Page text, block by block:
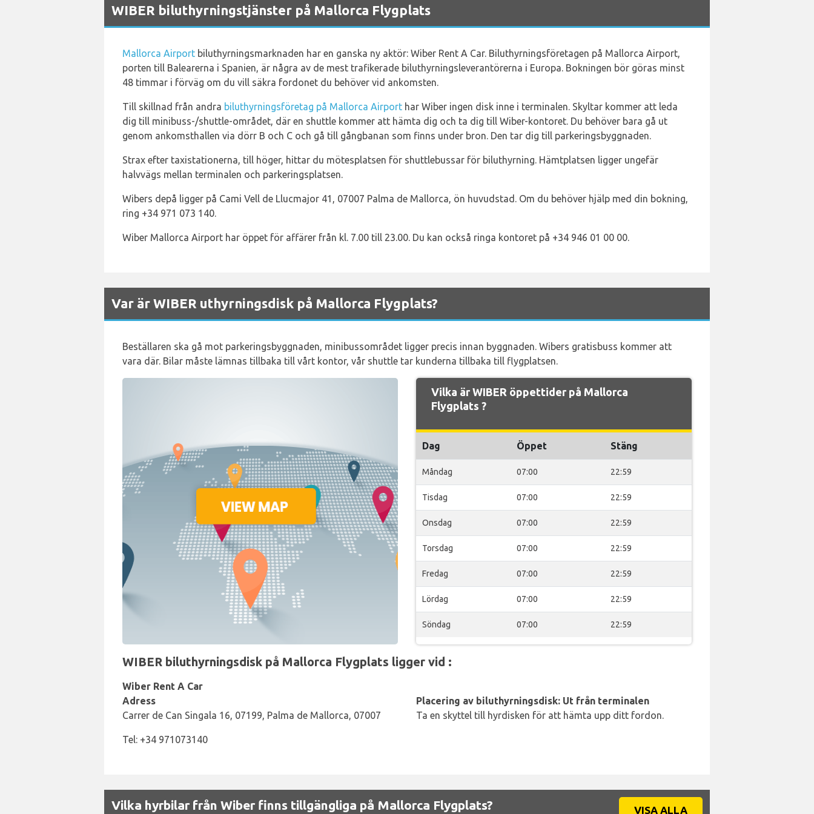
WIBER biluthyrningstjänster på Mallorca Flygplats
Mallorca Airport biluthyrningsmarknaden har en ganska ny aktör: Wiber Rent A Car. Biluthyrningsföretagen på Mallorca Airport,
porten till Balearerna i Spanien, är några av de mest trafikerade biluthyrningsleverantörerna i Europa. Bokningen bör göras minst
48 timmar i förväg om du vill säkra fordonet du behöver vid ankomsten.
Till skillnad från andra biluthyrningsföretag på Mallorca Airport har Wiber ingen disk inne i terminalen. Skyltar kommer att leda
dig till minibuss-/shuttle-området, där en shuttle kommer att hämta dig och ta dig till Wiber-kontoret. Du behöver bara gå ut
genom ankomsthallen via dörr B och C och gå till gångbanan som finns under bron. Den tar dig till parkeringsbyggnaden.
Strax efter taxistationerna, till höger, hittar du mötesplatsen för shuttlebussar för biluthyrning. Hämtplatsen ligger ungefär
halvvägs mellan terminalen och parkeringsplatsen.
Wibers depå ligger på Cami Vell de Llucmajor 41, 07007 Palma de Mallorca, ön huvudstad. Om du behöver hjälp med din bokning,
ring +34 971 073 140.
Wiber Mallorca Airport har öppet för affärer från kl. 7.00 till 23.00. Du kan också ringa kontoret på +34 946 01 00 00.
Var är WIBER uthyrningsdisk på Mallorca Flygplats?
Beställaren ska gå mot parkeringsbyggnaden, minibussområdet ligger precis innan byggnaden. Wibers gratisbuss kommer att
vara där. Bilar måste lämnas tillbaka till vårt kontor, vår shuttle tar kunderna tillbaka till flygplatsen.
Vilka är WIBER öppettider på Mallorca
Flygplats ?
Dag Öppet Stäng
Måndag 07:00 22:59
Tisdag 07:00 22:59
Onsdag 07:00 22:59
Torsdag 07:00 22:59
Fredag 07:00 22:59
Lördag 07:00 22:59
Söndag 07:00 22:59
WIBER biluthyrningsdisk på Mallorca Flygplats ligger vid :
Wiber Rent A Car
Adress
Carrer de Can Singala 16, 07199, Palma de Mallorca, 07007
Tel: +34 971073140
Placering av biluthyrningsdisk: Ut från terminalen
Ta en skyttel till hyrdisken för att hämta upp ditt fordon.
Vilka hyrbilar från Wiber finns tillgängliga på Mallorca Flygplats? VISA ALLA